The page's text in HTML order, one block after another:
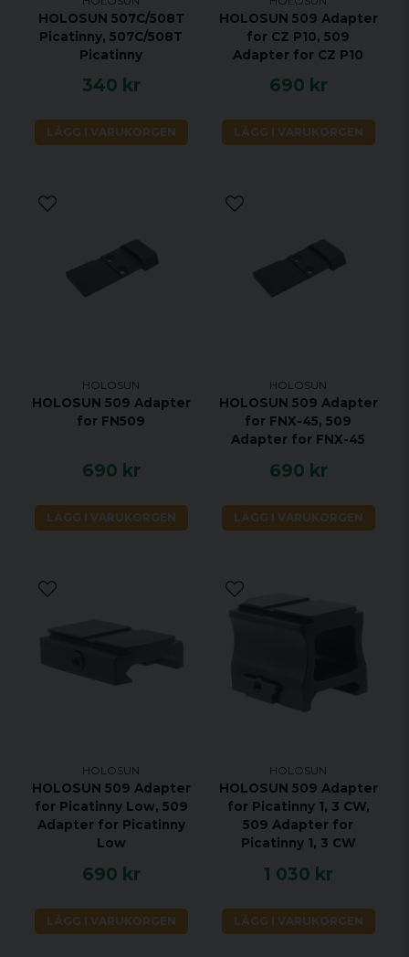
HOLOSUN 507C/508T
Picatinny, 507C/508T
Picatinny
340 kr
LÄGG I VARUKORGEN
HOLOSUN 509 Adapter
for CZ P10, 509
Adapter for CZ P10
690 kr
LÄGG I VARUKORGEN
HOLOSUN
HOLOSUN 509 Adapter
for FN509
690 kr
LÄGG I VARUKORGEN
HOLOSUN
HOLOSUN 509 Adapter
for FNX-45, 509
Adapter for FNX-45
690 kr
LÄGG I VARUKORGEN
HOLOSUN
HOLOSUN 509 Adapter
for Picatinny Low, 509
Adapter for Picatinny
Low
690 kr
LÄGG I VARUKORGEN
HOLOSUN
HOLOSUN 509 Adapter
for Picatinny 1, 3 CW,
509 Adapter for
Picatinny 1, 3 CW
1 030 kr
LÄGG I VARUKORGEN